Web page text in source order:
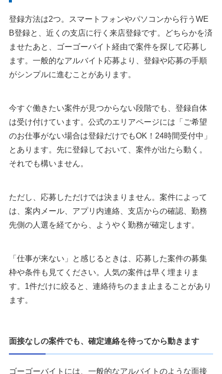
登録方法は2つ。スマートフォンやパソコンから行うWE
B登録と、近くの支店に行く来店登録です。どちらかを済
ませたあと、ゴーゴーバイト経由で案件を探して応募し
ます。一般的なアルバイト応募より、登録や応募の手順
がシンプルに進むことがあります。
今すぐ働きたい案件が見つからない段階でも、登録自体
は受け付けています。公式のエリアページには「ご希望
のお仕事がない場合は登録だけでもOK！24時間受付中」
とあります。先に登録しておいて、案件が出たら動く。
それでも構いません。
ただし、応募しただけでは決まりません。案件によって
は、案内メール、アプリ内連絡、支店からの確認、勤務
先側の人選を経てから、ようやく勤務が確定します。
「仕事が来ない」と感じるときは、応募した案件の募集
枠や条件も見てください。人気の案件は早く埋まりま
す。1件だけに絞ると、連絡待ちのまま止まることがあり
ます。
面接なしの案件でも、確定連絡を待ってから動きます
ゴーゴーバイトには、一般的なアルバイトのような面接